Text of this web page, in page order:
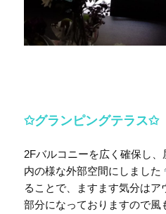
✩グランピングテラス✩
2Fバルコニーを広く確保し
内の様な外部空間にしました
ることで、ますます気分はア
部分になっておりますので風